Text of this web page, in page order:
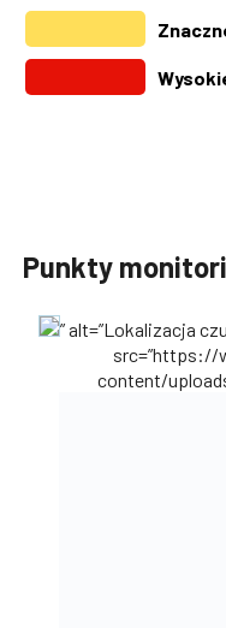
Punkty
” alt=”Lokalizacja
src=”https://
content/